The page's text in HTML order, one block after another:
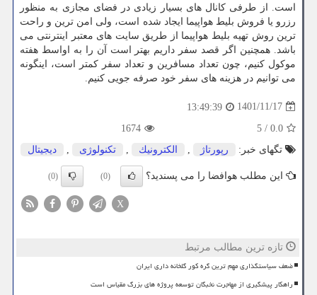
است. از طرفی کانال های بسیار زیادی در فضای مجازی به منظور
رزرو یا فروش بلیط هواپیما ایجاد شده است، ولی امن ترین و راحت
ترین روش تهیه بلیط هواپیما از طریق سایت های معتبر اینترنتی می
باشد. همچنین اگر قصد سفر داریم بهتر است آن را به اواسط هفته
موکول کنیم، چون تعداد مسافرین و تعداد سفر کمتر است، اینگونه
می توانیم در هزینه های سفر خود صرفه جویی کنیم.
1401/11/17
13:49:39
0.0
/
5
1674
تگهای خبر:
رپورتاژ , الكترونیك , تكنولوژی , دیجیتال
این مطلب هوافضا را می پسندید؟ (0)
(0)
X
تازه ترین مطالب مرتبط
ضعف سیاستگذاری مهم ترین گره کور گلخانه داری ایران
راهکار پیشگیری از مهاجرت نخبگان توسعه پروژه های بزرگ مقیاس است